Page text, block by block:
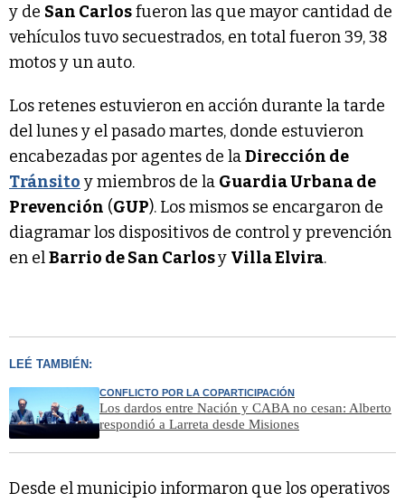
y de San Carlosfueron las que mayor cantidad de
vehículos tuvo secuestrados, en total fueron 39, 38
motos y un auto.
Los retenes estuvieron en acción durante la tarde
del lunes y el pasado martes, donde estuvieron
encabezadas por agentes de laDirección de
Tránsito y miembros de la Guardia Urbana de
Prevención (GUP). Los mismos se encargaron de
diagramar los dispositivos de control y prevención
en elBarrio de San Carlosy Villa Elvira.
LEÉ TAMBIÉN:
CONFLICTO POR LA COPARTICIPACIÓN
Los dardos entre Nación y CABA no cesan: Alberto
respondió a Larreta desde Misiones
Desde el municipio informaron que los operativos